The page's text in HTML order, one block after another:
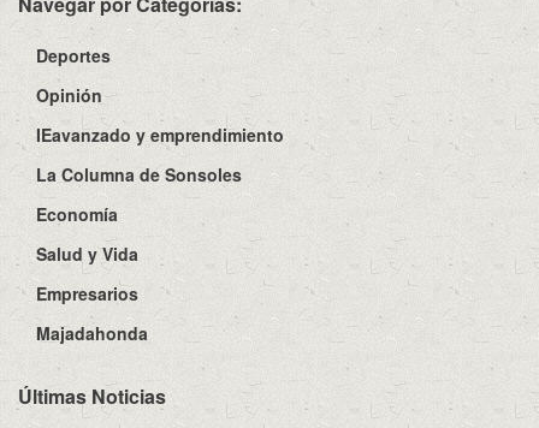
Deportes
Opinión
IEavanzado y emprendimiento
La Columna de Sonsoles
Economía
Salud y Vida
Empresarios
Majadahonda
Últimas Noticias